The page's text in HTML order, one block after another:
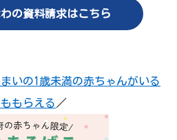
の資料請求はこちら
いの1歳未満の赤ちゃんがいる
もらえる ／